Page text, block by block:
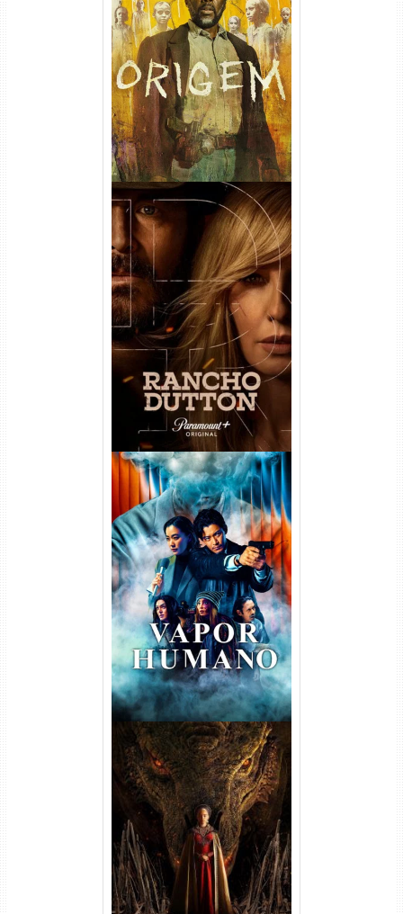
Origem 4ª Temporada Torrent
(2026) WEB-DL 1080p/4K
Dual Áudio
Rancho Dutton 1ª
Temporada Torrent (2026)
WEB-DL 1080p Dual Áudio
Vapor Humano 1ª Temporada
Torrent (2026) WEB-DL 1080p
Dual Áudio
A Casa do Dragão 1ª
Temporada Torrent (2022)
WEB-DL 720p/1080p Dual
Áudio